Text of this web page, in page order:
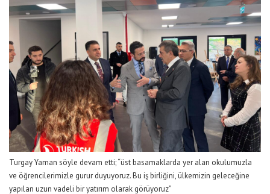
Turgay Yaman söyle devam etti; “üst basamaklarda yer alan okulumuzla
ve öğrencilerimizle gurur duyuyoruz. Bu iş birliğini, ülkemizin geleceğine
yapılan uzun vadeli bir yatırım olarak görüyoruz”